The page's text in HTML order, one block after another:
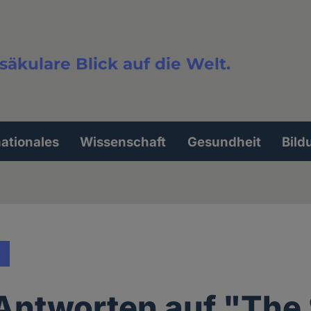
Blick auf die Welt.
Wissenschaft Gesundheit